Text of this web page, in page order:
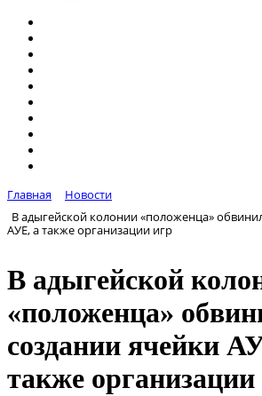
Главная
Новости
В адыгейской колонии «положенца»
АУЕ, а также организации игр
В адыгейской
«положенца»
создании ячейки
также организации